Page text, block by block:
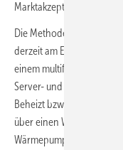
Marktakzeptanz solcher
Die Methode der
derzeit am EWS-Feld des
einem multifunktionalen
Server- und
Beheizt bzw. gekühlt
über einen
Wärmepumpe, einem